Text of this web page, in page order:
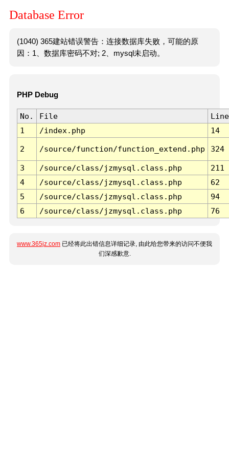
Database Error
(1040) 365建站错误警告：连接数据库失败，可能的原
因：1、数据库密码不对; 2、mysql未启动。
PHP Debug
No. File
Line
1
/index.php 14
2 /source/function/function_extend.php 324
3 /source/class/jzmysql.class.php
211
4
/source/class/jzmysql.class.php
62
5
/source/class/jzmysql.class.php
94
6
/source/class/jzmysql.class.php 76
www.365jz.com 已经将此出错信息详细记录, 由此给您带来的访问不便我
们深感歉意.